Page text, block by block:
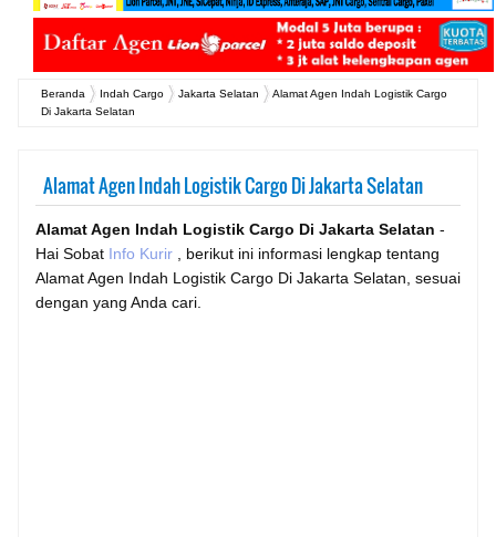
Beranda Indah Cargo Jakarta Selatan
Alamat Agen Indah Logistik Cargo
Di Jakarta Selatan
Alamat Agen Indah Logistik Cargo Di Jakarta Selatan
Alamat Agen Indah Logistik Cargo Di Jakarta Selatan -
Hai Sobat Info Kurir
, berikut ini informasi lengkap tentang
Alamat Agen Indah Logistik Cargo Di Jakarta Selatan, sesuai
dengan yang Anda cari.